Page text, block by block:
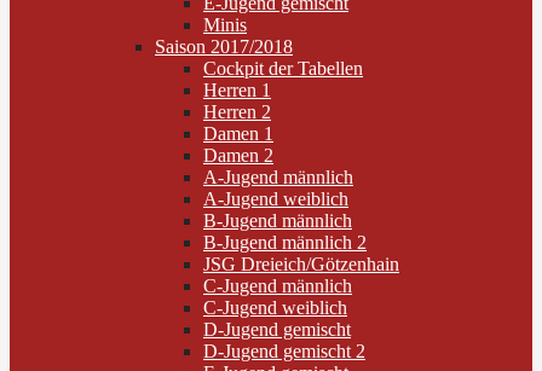
Minis
Saison 2017/2018
Cockpit der Tabellen
Herren 1
Herren 2
Damen 1
Damen 2
A-Jugend männlich
A-Jugend weiblich
B-Jugend männlich
B-Jugend männlich 2
JSG Dreieich/Götzenhain
C-Jugend männlich
C-Jugend weiblich
D-Jugend gemischt
D-Jugend gemischt 2